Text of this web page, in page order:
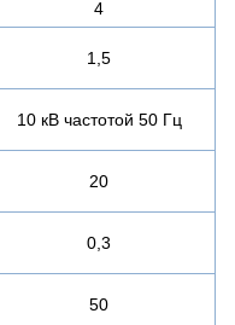
4
1,5
10 кВ частотой 50 Гц
20
0,3
50